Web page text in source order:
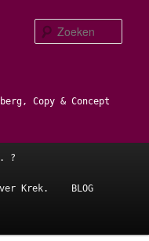
Copy & Concept
?
Krek. BLOG